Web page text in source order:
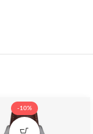
-10%